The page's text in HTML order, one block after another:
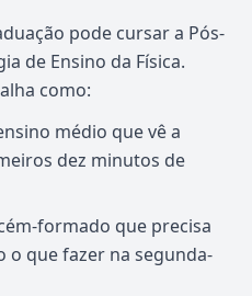
pode cursar a Pós-
de Ensino da Física.
como:
médio que vê a
dez minutos de
formado que precisa
o que fazer na segunda-